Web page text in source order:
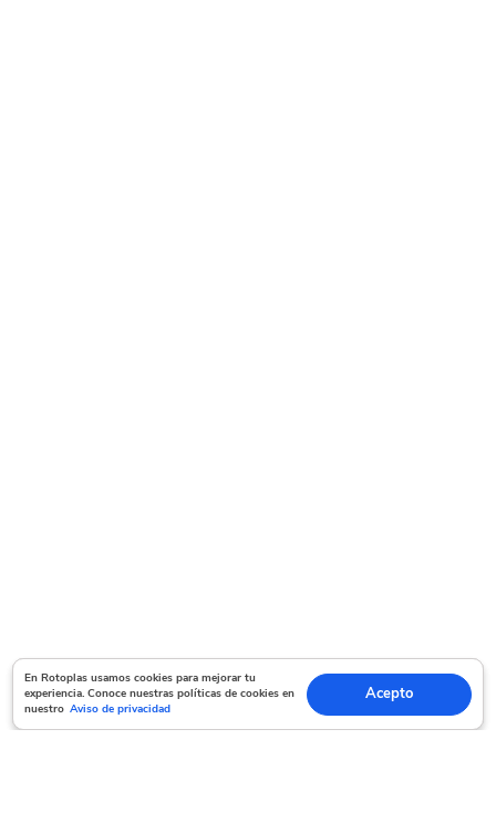
En Rotoplas usamos cookies para mejorar tu experiencia. Conoce nuestras políticas
de cookies en nuestro Aviso de privacidad Acepto
En Rotoplas usamos cookies para mejorar tu
experiencia. Conoce nuestras políticas de cookies en
nuestro Aviso de privacidad
Acepto